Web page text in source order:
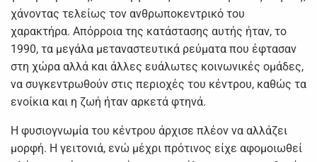
χάνοντας τελείως τον ανθρωποκεντρικό του
χαρακτήρα. Απόρροια της κατάστασης αυτής ήταν, το
1990, τα μεγάλα μεταναστευτικά ρεύματα που έφτασαν
στη χώρα αλλά και άλλες ευάλωτες κοινωνικές ομάδες,
να συγκεντρωθούν στις περιοχές του κέντρου, καθώς τα
ενοίκια και η ζωή ήταν αρκετά φτηνά.
Η φυσιογνωμία του κέντρου άρχισε πλέον να αλλάζει
μορφή. Η γειτονιά, ενώ μέχρι πρότινος είχε αφομοιωθεί